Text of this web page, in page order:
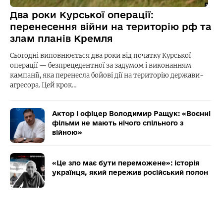
Два роки Курської операції:
перенесення війни на територію рф та
злам планів Кремля
Сьогодні виповнюється два роки від початку Курської
операції — безпрецедентної за задумом і виконанням
кампанії, яка перенесла бойові дії на територію держави-
агресора. Цей крок…
Актор і офіцер Володимир Ращук: «Воєнні
фільми не мають нічого спільного з
війною»
«Це зло має бути переможене»: історія
українця, який пережив російський полон